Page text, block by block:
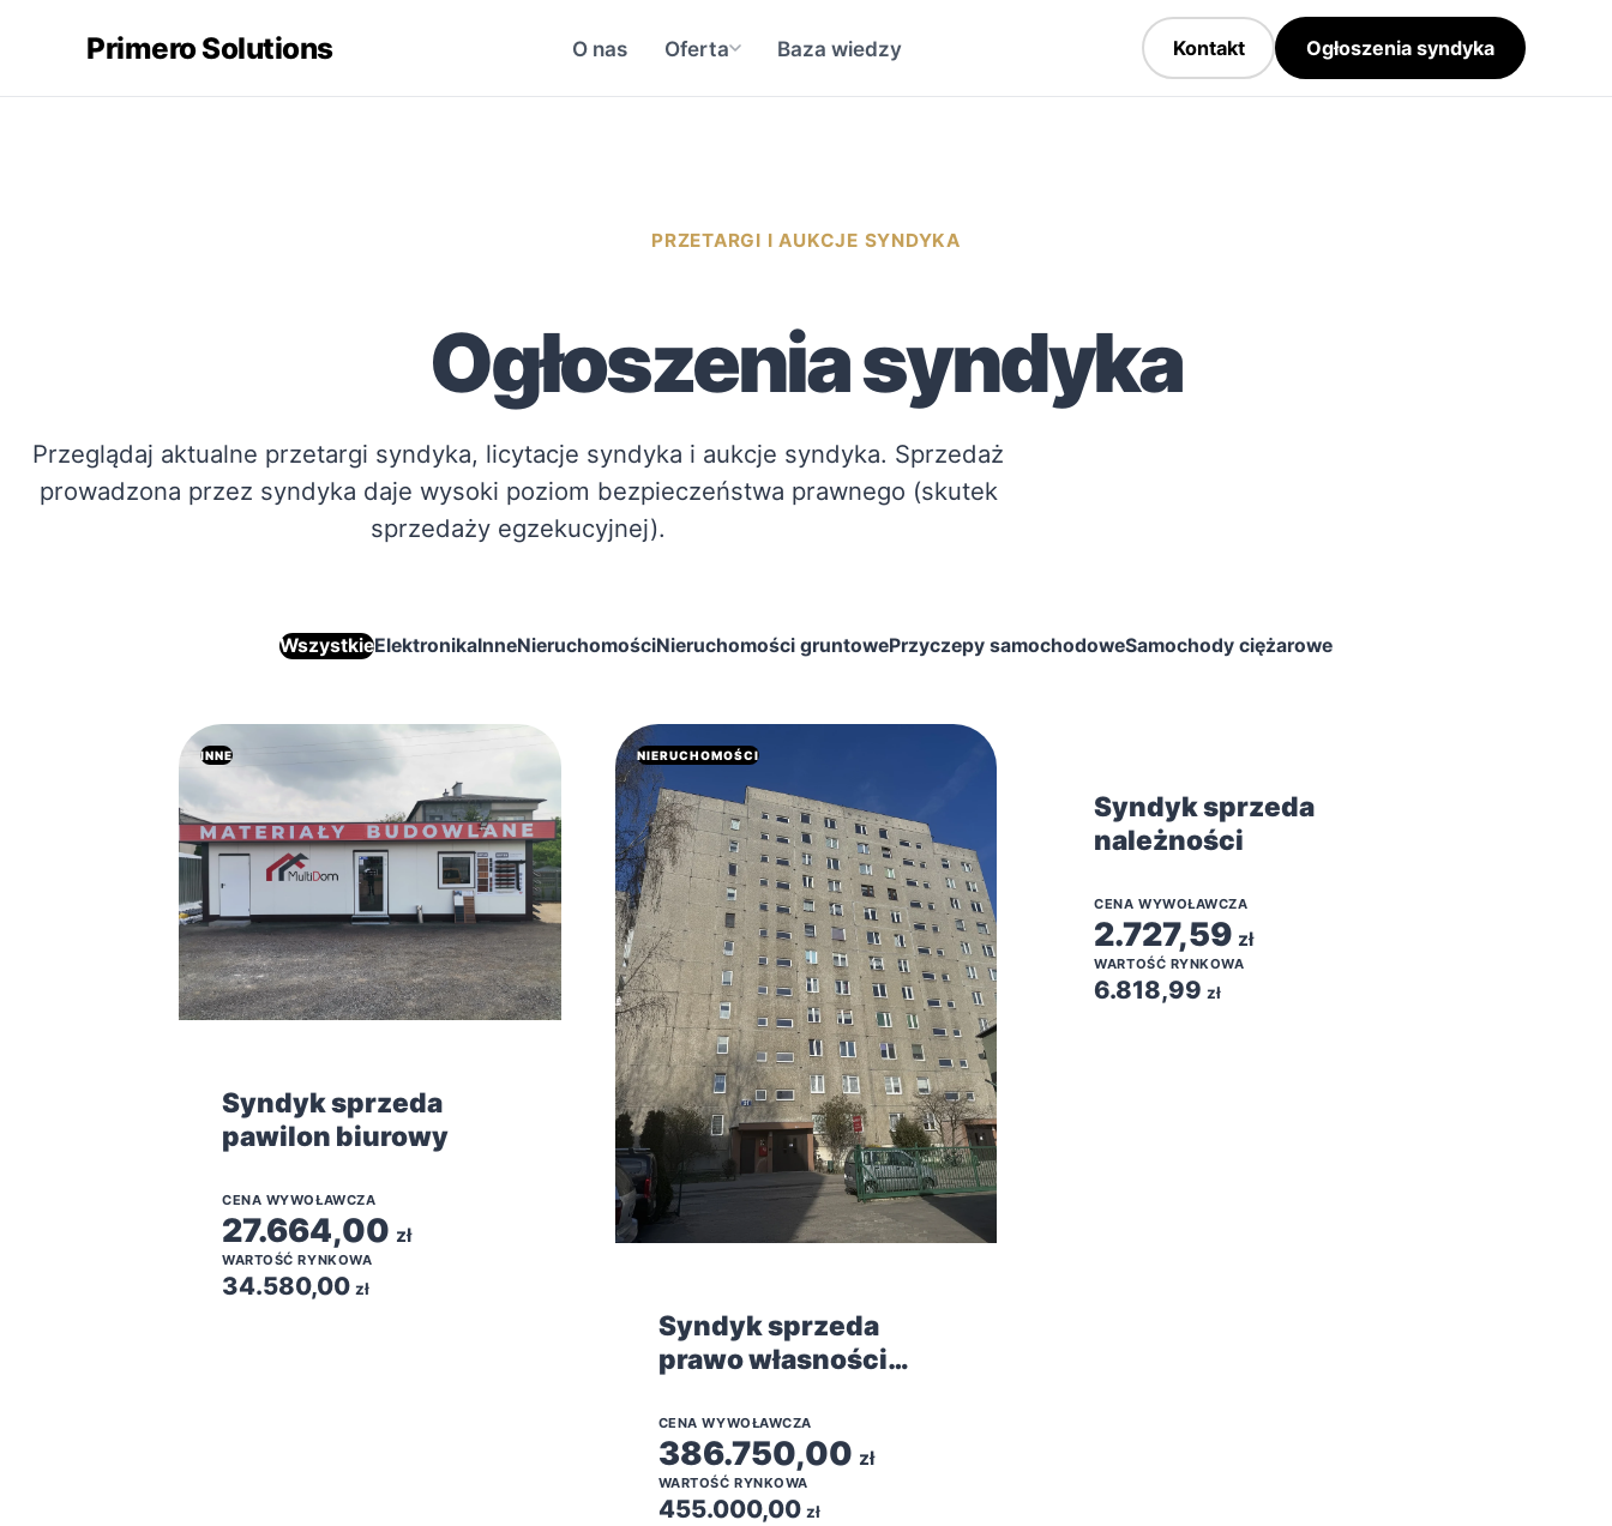
Primero Solutions O nas Oferta Baza wiedzy Kontakt Ogłoszenia syndyka
PRZETARGI I AUKCJE SYNDYKA
Ogłoszenia syndyka
Przeglądaj aktualne przetargi syndyka, licytacje syndyka i aukcje syndyka. Sprzedaż
prowadzona przez syndyka daje wysoki poziom bezpieczeństwa prawnego (skutek
sprzedaży egzekucyjnej).
WszystkieElektronikaInneNieruchomościNieruchomości gruntowePrzyczepy samochodoweSamochody ciężarowe
INNE
Syndyk sprzeda
pawilon biurowy
CENA WYWOŁAWCZA
27.664,00 zł
WARTOŚĆ RYNKOWA
34.580,00 zł
NIERUCHOMOŚCI
Syndyk sprzeda
prawo własności
lokalowej
mieszkalnej w
Żyrardowie
CENA WYWOŁAWCZA
386.750,00 zł
WARTOŚĆ RYNKOWA
455.000,00 zł
Syndyk sprzeda
należności
CENA WYWOŁAWCZA
2.727,59 zł
WARTOŚĆ RYNKOWA
6.818,99zł